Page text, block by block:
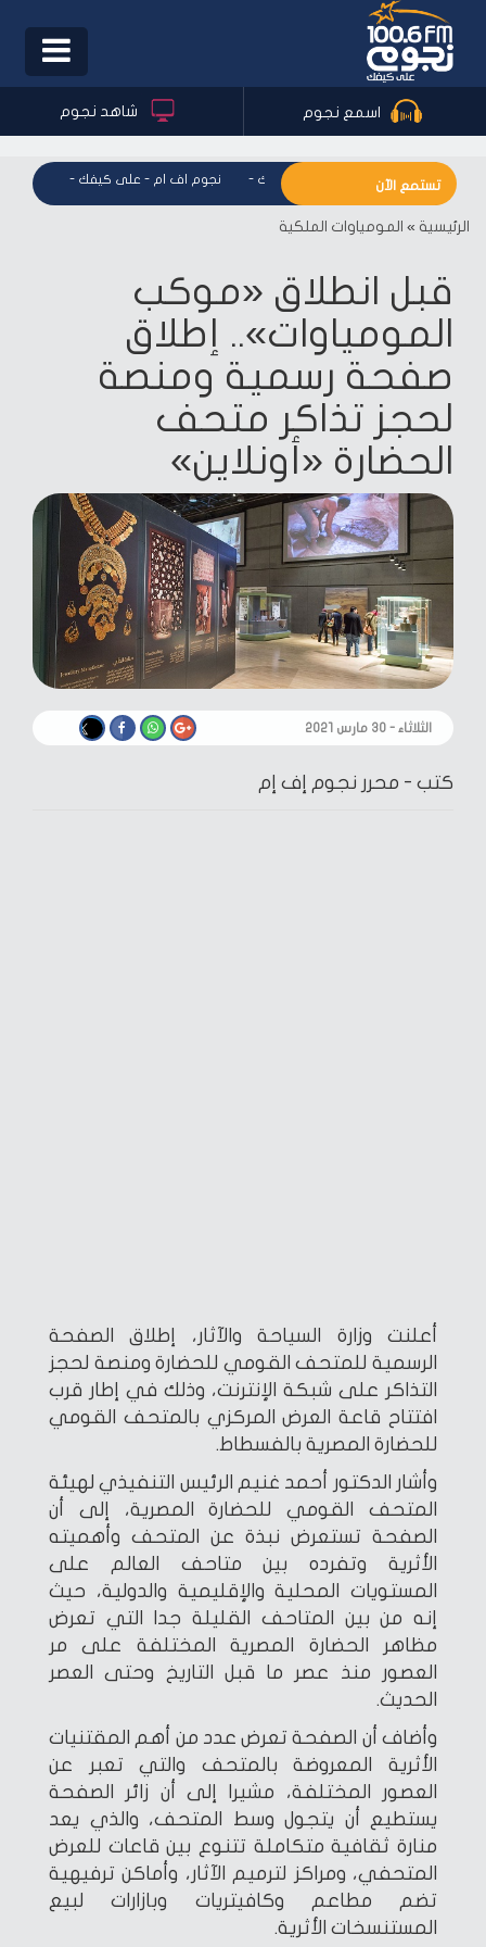
Toggle
اسمع نجوم شاهد نجوم
تستمع الآن - نجوم اف ام - على كيفك - نجوم اف ام - على كيفك نجوم
الرئيسية » المومياوات الملكية
قبل انطلاق «موكب
المومياوات».. إطلاق
صفحة رسمية ومنصة
لحجز تذاكر متحف
الحضارة «أونلاين»
الثلاثاء - ٣٠ مارس ٢٠٢١
كتب - محرر نجوم إف إم
أعلنت وزارة السياحة والآثار، إطلاق الصفحة
الرسمية للمتحف القومي للحضارة ومنصة لحجز
التذاكر على شبكة الإنترنت، وذلك في إطار قرب
افتتاح قاعة العرض المركزي بالمتحف القومي
للحضارة المصرية بالفسطاط.
وأشار الدكتور أحمد غنيم الرئيس التنفيذي لهيئة
المتحف القومي للحضارة المصرية، إلى أن
الصفحة تستعرض نبذة عن المتحف وأهميته
الأثرية وتفرده بين متاحف العالم على
المستويات المحلية والإقليمية والدولية، حيث
إنه من بين المتاحف القليلة جدا التي تعرض
مظاهر الحضارة المصرية المختلفة على مر
العصور منذ عصر ما قبل التاريخ وحتى العصر
الحديث.
وأضاف أن الصفحة تعرض عدد من أهم المقتنيات
الأثرية المعروضة بالمتحف والتي تعبر عن
العصور المختلفة، مشيرا إلى أن زائر الصفحة
يستطيع أن يتجول وسط المتحف، والذي يعد
منارة ثقافية متكاملة تتنوع بين قاعات للعرض
المتحفي، ومراكز لترميم الآثار، وأماكن ترفيهية
تضم مطاعم وكافيتريات وبازارات لبيع
المستنسخات الأثرية.